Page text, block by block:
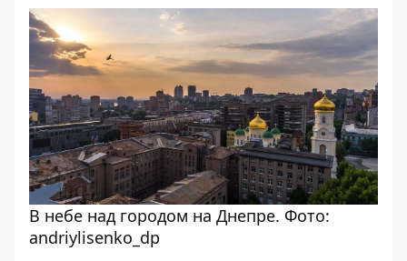
В небе над городом на Днепре. Фото:
andriylisenko_dp